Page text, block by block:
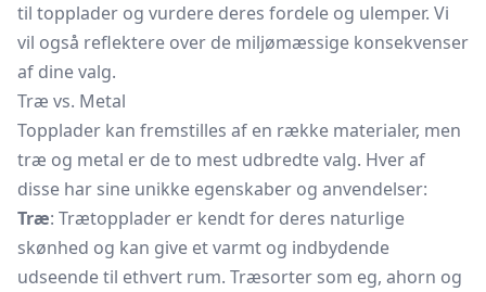
til topplader og vurdere deres fordele og ulemper. Vi
vil også reflektere over de miljømæssige konsekvenser
af dine valg.
Træ vs. Metal
Topplader kan fremstilles af en række materialer, men
træ og metal er de to mest udbredte valg. Hver af
disse har sine unikke egenskaber og anvendelser:
Træ: Trætopplader er kendt for deres naturlige
skønhed og kan give et varmt og indbydende
udseende til ethvert rum. Træsorter som eg, ahorn og